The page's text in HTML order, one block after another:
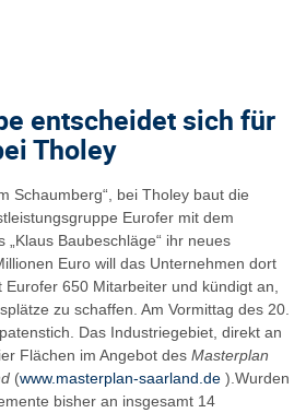
entscheidet sich für
Tholey
Schaumberg“, bei Tholey baut die
Eurofer mit dem
„Klaus Baubeschläge“ ihr neues
Euro will das Unternehmen dort
650 Mitarbeiter und kündigt an,
zu schaffen. Am Vormittag des 20.
Das Industriegebiet, direkt an
Flächen im Angebot des Masterplan
(www.masterplan-saarland.de ).Wurden
bisher an insgesamt 14